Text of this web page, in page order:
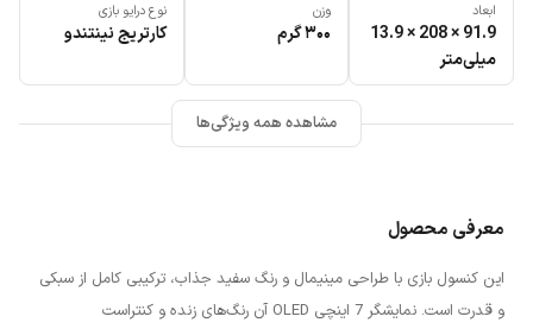
ابعاد
91.9 × 208 × 13.9
میلی‌متر
وزن
۳۰۰ گرم
نوع درایو بازی
کارتریج نینتندو
مشاهده همه ویژگی‌ها
معرفی محصول
این کنسول بازی با طراحی مینیمال و رنگ سفید جذاب، ترکیبی کامل از سبکی
و قدرت است. نمایشگر 7 اینچی OLED آن رنگ‌های زنده و کنتراست